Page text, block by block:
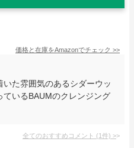
価格と在庫をAmazonでチェック >>
た雰囲気のあるシダーウッ
ているBAUMのクレンジング
全てのおすすめコメント (1件) >